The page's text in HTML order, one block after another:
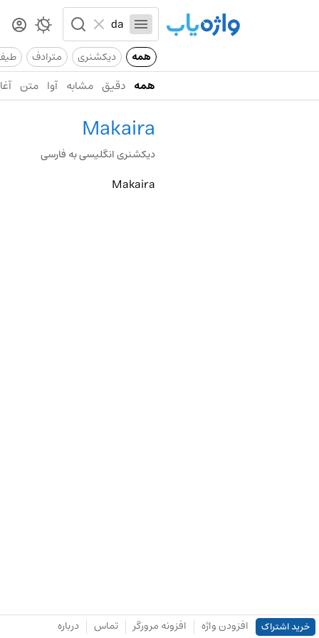
همه دیکشنری مترادف
همه دقیق مشابه آوا متن
Makaira
دیکشنری انگلیسی به فارسی
Makaira
خرید اشتراک افزودن واژه افزونه مرورگر تماس درباره